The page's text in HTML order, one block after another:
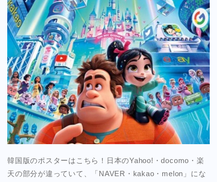
韓国版のポスターはこちら！日本のYahoo!・docomo・楽
天の部分が違っていて、「NAVER・kakao・melon」にな